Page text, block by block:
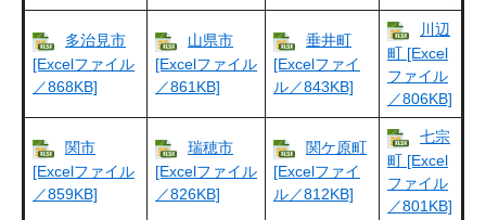
多治見市
[Excelファイル
／868KB]
山県市
[Excelファイル
／861KB]
垂井町
[Excelファイ
ル／843KB]
川辺
町 [Excel
ファイル
／806KB]
関市
[Excelファイル
／859KB]
瑞穂市
[Excelファイル
／826KB]
関ケ原町
[Excelファイ
ル／812KB]
七宗
町 [Excel
ファイル
／801KB]